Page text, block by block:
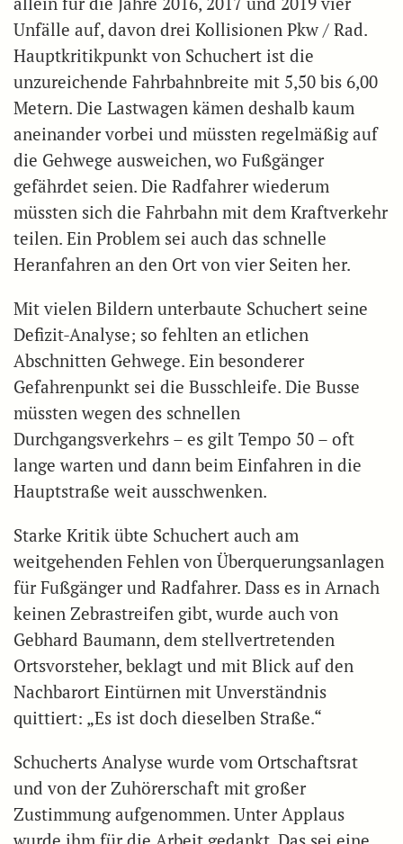
Unfälle auf, davon drei Kollisionen Pkw / Rad.
Hauptkritikpunkt von Schuchert ist die
unzureichende Fahrbahnbreite mit 5,50 bis 6,00
Metern. Die Lastwagen kämen deshalb kaum
aneinander vorbei und müssten regelmäßig auf
die Gehwege ausweichen, wo Fußgänger
gefährdet seien. Die Radfahrer wiederum
müssten sich die Fahrbahn mit dem Kraftverkehr
teilen. Ein Problem sei auch das schnelle
Heranfahren an den Ort von vier Seiten her.
Mit vielen Bildern unterbaute Schuchert seine
Defizit-Analyse; so fehlten an etlichen
Abschnitten Gehwege. Ein besonderer
Gefahrenpunkt sei die Busschleife. Die Busse
müssten wegen des schnellen
Durchgangsverkehrs – es gilt Tempo 50 – oft
lange warten und dann beim Einfahren in die
Hauptstraße weit ausschwenken.
Starke Kritik übte Schuchert auch am
weitgehenden Fehlen von Überquerungsanlagen
für Fußgänger und Radfahrer. Dass es in Arnach
keinen Zebrastreifen gibt, wurde auch von
Gebhard Baumann, dem stellvertretenden
Ortsvorsteher, beklagt und mit Blick auf den
Nachbarort Eintürnen mit Unverständnis
quittiert: „Es ist doch dieselben Straße.“
Schucherts Analyse wurde vom Ortschaftsrat
und von der Zuhörerschaft mit großer
Zustimmung aufgenommen. Unter Applaus